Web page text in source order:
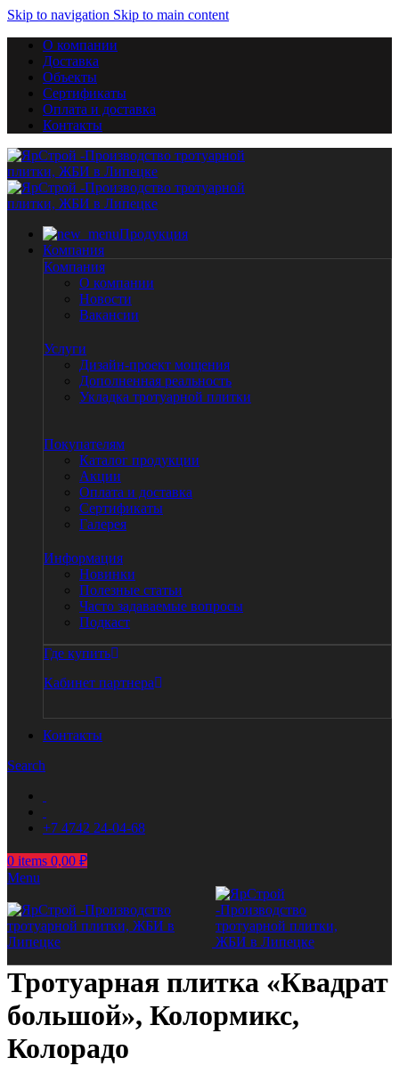
Skip to navigation Skip to main content
О компании
Доставка
Объекты
Сертификаты
Оплата и доставка
Контакты
Продукция
Компания
Компания
О компании
Новости
Вакансии
Услуги
Дизайн-проект мощения
Дополненная реальность
Укладка тротуарной плитки
Покупателям
Каталог продукции
Акции
Оплата и доставка
Сертификаты
Галерея
Информация
Новинки
Полезные статьи
Часто задаваемые вопросы
Подкаст
Где купить
Кабинет партнера
Контакты
Search
+7 4742 24-04-68
0 items 0,00 ₽
Menu
Тротуарная плитка «Квадрат
большой», Колормикс,
Колорадо